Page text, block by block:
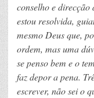
conselho e direcção
estou resolvida,
mesmo Deus que,
ordem, mas uma
se penso bem e o
faz depor a pena.
escrever, não sei o